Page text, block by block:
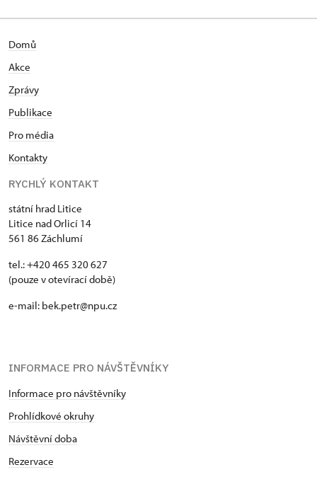
Domů
Akce
Zprávy
Publikace
Pro média
Kontakty
RYCHLÝ KONTAKT
státní hrad Litice
Litice nad Orlicí 14
561 86 Záchlumí
tel.: +420 465 320 627
(pouze v otevírací době)
e-mail: bek.petr@npu.cz
INFORMACE PRO NÁVŠTĚVNÍKY
Informace pro návštěvníky
Prohlídkové okruhy
Návštěvní doba
Rezervace